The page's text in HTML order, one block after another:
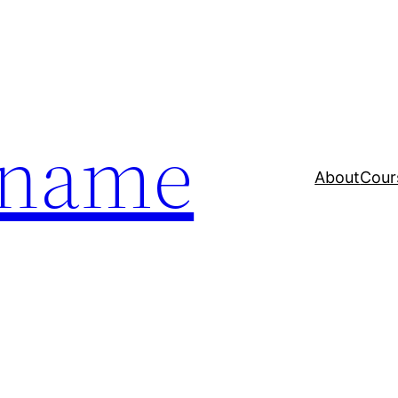
About